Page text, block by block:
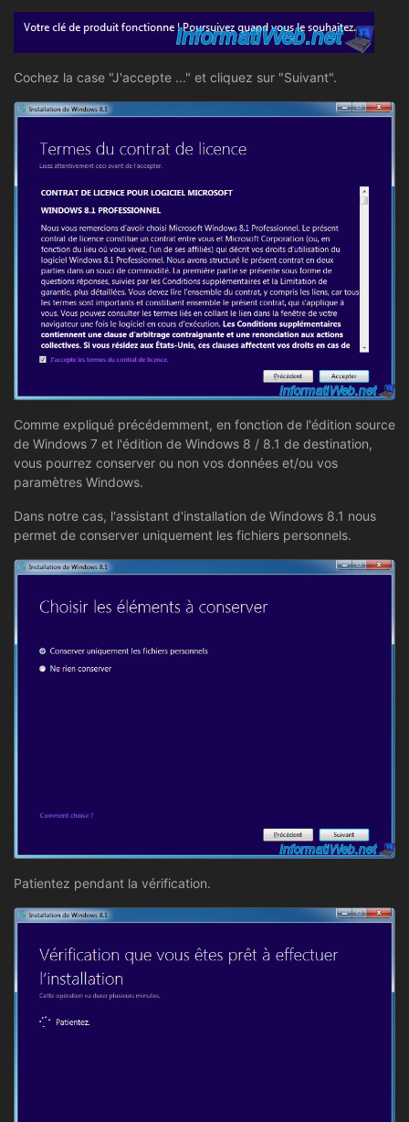
Cochez la case "J'accepte ..." et cliquez sur "Suivant".
Comme expliqué précédemment, en fonction de l'édition source
de Windows 7 et l'édition de Windows 8 / 8.1 de destination,
vous pourrez conserver ou non vos données et/ou vos
paramètres Windows.
Dans notre cas, l'assistant d'installation de Windows 8.1 nous
permet de conserver uniquement les fichiers personnels.
Patientez pendant la vérification.